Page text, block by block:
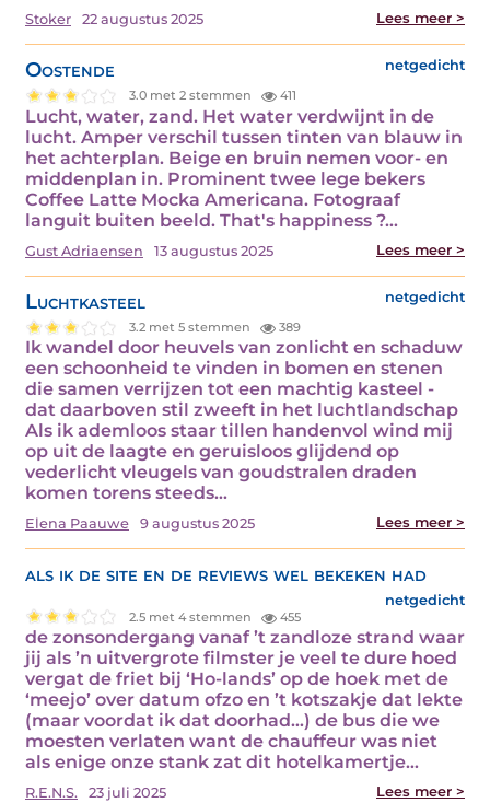
Stoker 22 augustus 2025 Lees meer >
Oostende netgedicht
3.0 met 2 stemmen 411
Lucht, water, zand. Het water verdwijnt in de
lucht. Amper verschil tussen tinten van blauw in
het achterplan. Beige en bruin nemen voor- en
middenplan in. Prominent twee lege bekers
Coffee Latte Mocka Americana. Fotograaf
languit buiten beeld. That's happiness ?…
Gust Adriaensen 13 augustus 2025 Lees meer >
Luchtkasteel netgedicht
3.2 met 5 stemmen 389
Ik wandel door heuvels van zonlicht en schaduw
een schoonheid te vinden in bomen en stenen
die samen verrijzen tot een machtig kasteel -
dat daarboven stil zweeft in het luchtlandschap
Als ik ademloos staar tillen handenvol wind mij
op uit de laagte en geruisloos glijdend op
vederlicht vleugels van goudstralen draden
komen torens steeds…
Elena Paauwe 9 augustus 2025 Lees meer >
als ik de site en de reviews wel bekeken had
netgedicht
2.5 met 4 stemmen 455
de zonsondergang vanaf ’t zandloze strand waar
jij als ’n uitvergrote filmster je veel te dure hoed
vergat de friet bij ‘Ho-lands’ op de hoek met de
‘meejo’ over datum ofzo en ’t kotszakje dat lekte
(maar voordat ik dat doorhad…) de bus die we
moesten verlaten want de chauffeur was niet
als enige onze stank zat dit hotelkamertje…
R.E.N.S. 23 juli 2025 Lees meer >